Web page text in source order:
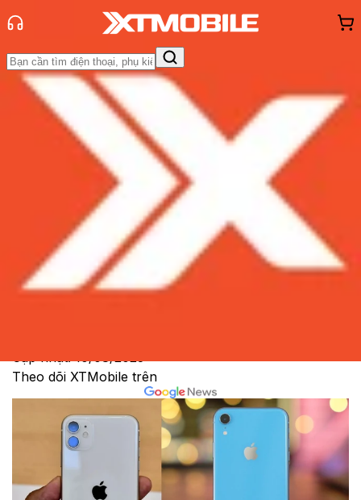
Trang chủ
Tin tức
So Sánh
Đánh Giá - Trên TaySo Sánh Tư vấnKhuyến
Hỏi đáp App - Game Thông báo
hàng - Sự kiện
So sánh iPhone 11 và iPhone Xr:
Khác biệt gì, có đáng để nâng cấp?
Cập nhật:10/08/2023
Theo dõi XTMobile trên